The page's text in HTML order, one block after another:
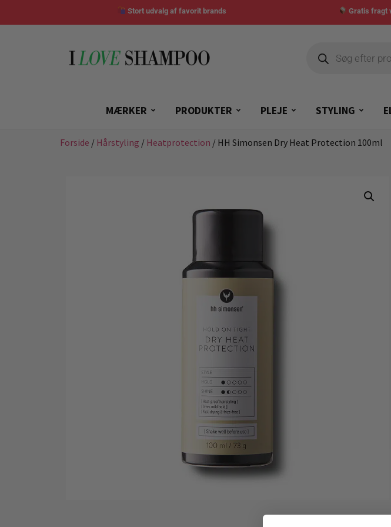
Stort udvalg af favorit brands Gratis fragt
MÆRKER PRODUKTER PLEJE STYLING
Forside / Hårstyling / Heatprotection / HH Simonsen Dry Heat Protection 100ml